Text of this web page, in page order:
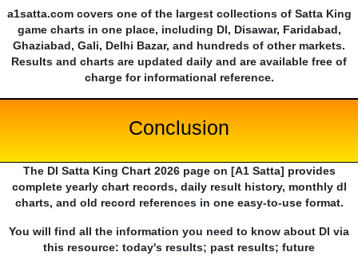
a1satta.com covers one of the largest collections of Satta King
game charts in one place, including Dl, Disawar, Faridabad,
Ghaziabad, Gali, Delhi Bazar, and hundreds of other markets.
Results and charts are updated daily and are available free of
charge for informational reference.
Conclusion
The Dl Satta King Chart 2026 page on [A1 Satta] provides
complete yearly chart records, daily result history, monthly dl
charts, and old record references in one easy-to-use format.
You will find all the information you need to know about Dl via
this resource: today's results; past results; future